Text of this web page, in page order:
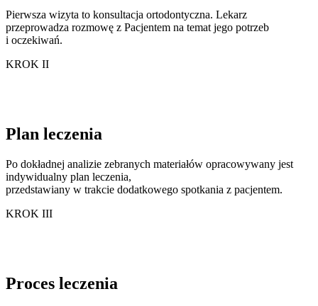
Pierwsza wizyta to konsultacja ortodontyczna. Lekarz
przeprowadza rozmowę z Pacjentem na temat jego potrzeb
i oczekiwań.
KROK II
Plan leczenia
Po dokładnej analizie zebranych materiałów opracowywany jest
indywidualny plan leczenia,
przedstawiany w trakcie dodatkowego spotkania z pacjentem.
KROK III
Proces leczenia